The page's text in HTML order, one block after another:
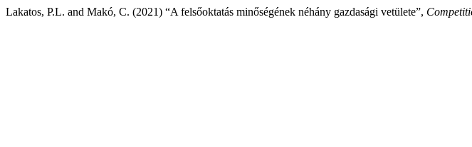
Lakatos, P.L. and Makó, C. (2021) “A felsőoktatás minőségének néhány gazdasági vetülete”,